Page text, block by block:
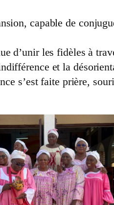
capable de
d’unir les fidèles à
et la
s’est faite prière,